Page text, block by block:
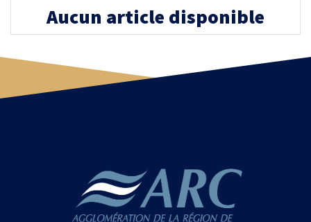
Aucun article disponible